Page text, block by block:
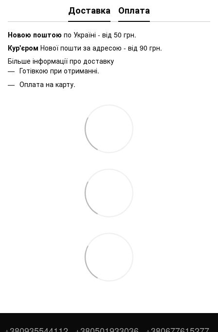
Доставка Оплата
Новою поштою по Україні - від 50 грн.
Кур'єром Нової пошти за адресою - від 90 грн.
Більше інформації про доставку
Готівкою при отриманні.
Оплата на карту.